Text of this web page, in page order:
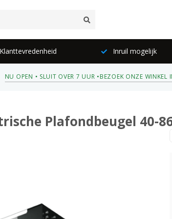
Inruil mogelijk
NU OPEN • SLUIT OVER 7 UUR •BEZOEK ONZE WINKEL
Plafondbeugel 40-